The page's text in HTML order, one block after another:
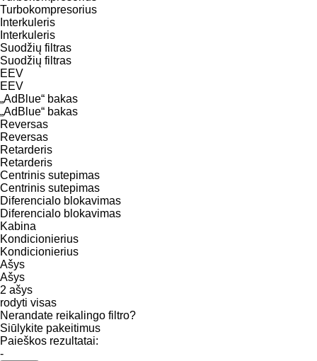
Turbokompresorius
Interkuleris
Interkuleris
Suodžių filtras
Suodžių filtras
EEV
EEV
„AdBlue“ bakas
„AdBlue“ bakas
Reversas
Reversas
Retarderis
Retarderis
Centrinis sutepimas
Centrinis sutepimas
Diferencialo blokavimas
Diferencialo blokavimas
Kabina
Kondicionierius
Kondicionierius
Ašys
Ašys
2 ašys
rodyti visas
Nerandate reikalingo filtro?
Siūlykite pakeitimus
Paieškos rezultatai:
-